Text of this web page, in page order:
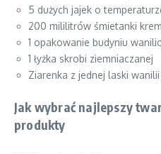
5 dużych jajek o
200 mililitrów śmietanki
1 opakowanie budyniu
1 łyżka skrobi ziemniaczanej
Ziarenka z jednej laski wanilii
Jak wybrać najlepszy
produkty